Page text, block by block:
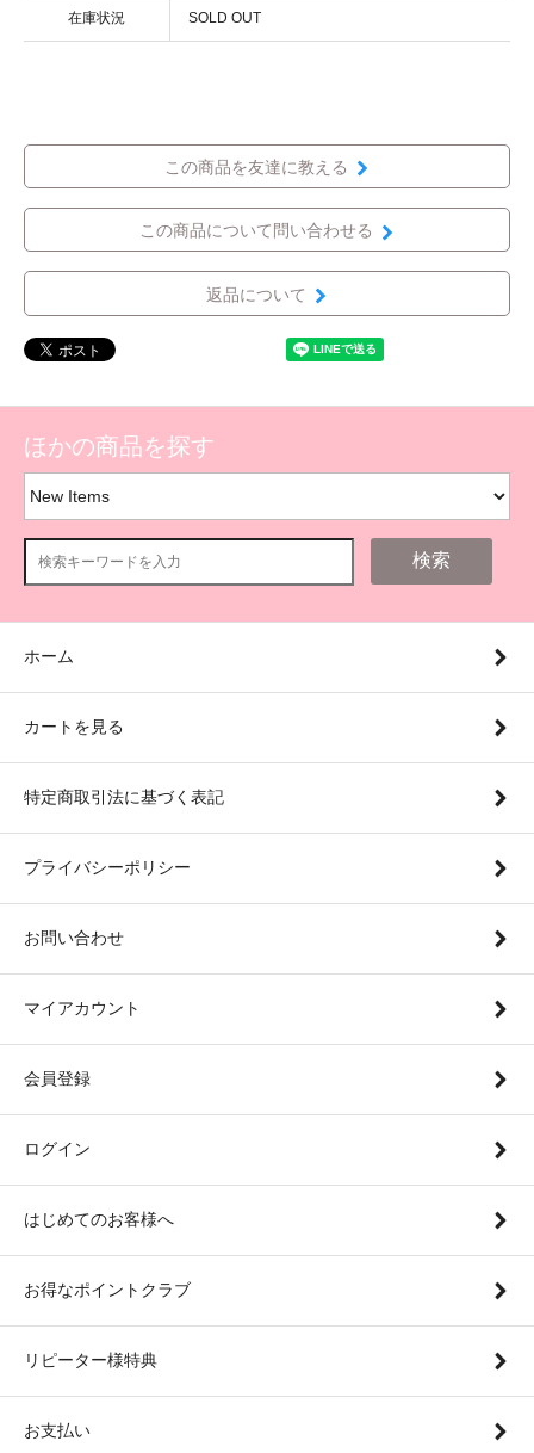
在庫状況 SOLD OUT
この商品を友達に教える
この商品について問い合わせる
返品について
ほかの商品を探す
検索
ホーム
カートを見る
特定商取引法に基づく表記
プライバシーポリシー
お問い合わせ
マイアカウント
会員登録
ログイン
はじめてのお客様へ
お得なポイントクラブ
リピーター様特典
お支払い